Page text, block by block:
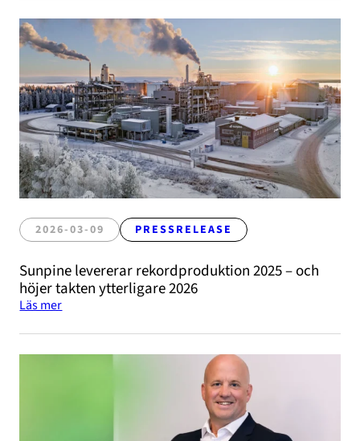
2026-03-09 PRESSRELEASE
Sunpine levererar rekordproduktion 2025 – och
höjer takten ytterligare 2026
Läs mer